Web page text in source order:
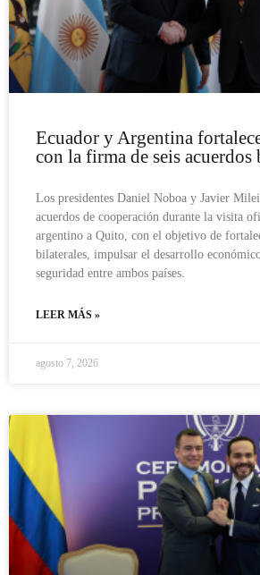
Ecuador y Argentina
con la firma de seis acuerdos
Los presidentes Daniel Noboa y Javier
acuerdos de cooperación durante la visita
argentino a Quito, con el objetivo de
bilaterales, impulsar el desarrollo
seguridad entre ambos países.
LEER MÁS »
agosto 7, 2026